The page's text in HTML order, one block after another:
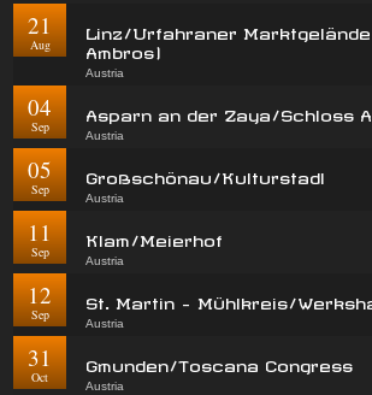
21
Aug
Linz/Urfahraner Marktgelände
Ambros)
Austria
04
Sep
Asparn an der Zaya/Schloss
Austria
05
Sep
Großschönau/Kulturstadl
Austria
11
Sep
Klam/Meierhof
Austria
12
Sep
St. Martin - Mühlkreis/
Austria
31
Oct
Gmunden/Toscana Congress
Austria